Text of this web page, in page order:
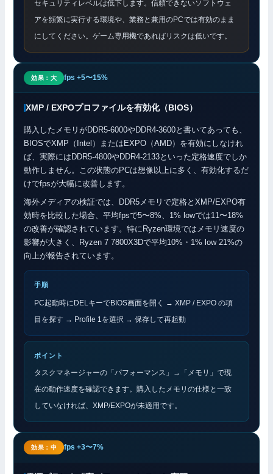
セキュリティレベルは低下します。信頼できないソフトウェ
アを頻繁に実行する環境や、業務と兼用のPCでは有効のまま
にしてください。ゲーム専用機であればリスクは低いです。
効果：大 fps +5〜15%
XMP / EXPOプロファイルを有効化（BIOS）
購入したメモリがDDR5-6000やDDR4-3600と書いてあっても、
BIOSでXMP（Intel）またはEXPO（AMD）を有効にしなけれ
ば、実際にはDDR5-4800やDDR4-2133といった定格速度でしか
動作しません。この状態のPCは想像以上に多く、有効化するだ
けでfpsが大幅に改善します。
海外メディアの検証では、DDR5メモリで定格とXMP/EXPO有
効時を比較した場合、平均fpsで5〜8%、1% lowでは11〜18%
の改善が確認されています。特にRyzen環境ではメモリ速度の
影響が大きく、Ryzen 7 7800X3Dで平均10%・1% low 21%の
向上が報告されています。
手順
PC起動時にDELキーでBIOS画面を開く → XMP / EXPO の項
目を探す → Profile 1を選択 → 保存して再起動
ポイント
タスクマネージャーの「パフォーマンス」→「メモリ」で現
在の動作速度を確認できます。購入したメモリの仕様と一致
していなければ、XMP/EXPOが未適用です。
効果：中 fps +3〜7%